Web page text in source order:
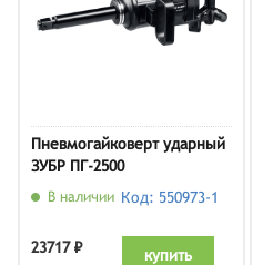
Пневмогайковерт ударный
ЗУБР ПГ-2500
В наличии Код: 550973-1
23717 ₽ купить